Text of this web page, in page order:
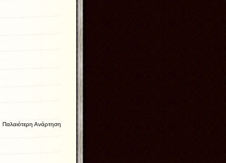
Παλαιότερη Ανάρτηση